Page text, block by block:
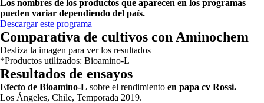
Los nombres de los productos que aparecen en los programas
pueden variar dependiendo del país.
Descargar este programa
Comparativa de cultivos con Aminochem
Desliza la imagen para ver los resultados
*Productos utilizados: Bioamino-L
Resultados de ensayos
Efecto de Bioamino-L sobre el rendimiento en papa cv Rossi.
Los Ángeles, Chile, Temporada 2019.